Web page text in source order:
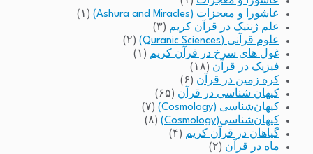
عاشورا و معجزات (Ashura and Miracles)
(۱)
علم ژنتیک در قرآن کریم (۳)
علوم قرآنی (Quranic Sciences)
(۲)
غول های سرخ در قرآن کریم (۱)
فیزیک در قرآن (۱۸)
کره زمین در قرآن (۶)
کیهان شناسی در قرآن (۶۵)
کیهان‌شناسی (Cosmology)
(۷)
کیهان‌شناسی(Cosmology)
(۸)
گیاهان در قرآن کریم (۴)
ماه در قرآن (۲)